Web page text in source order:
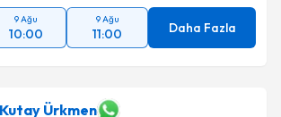
9 Ağu
10:00
9 Ağu
11:00 Daha Fazla
Ürkmen